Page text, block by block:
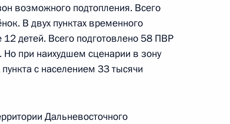
Калининградской
возможного подтопления. Всего
В двух пунктах временного
детей. Всего подготовлено 58 ПВР
при наихудшем сценарии в зону
с населением 33 тысячи
Дальневосточного